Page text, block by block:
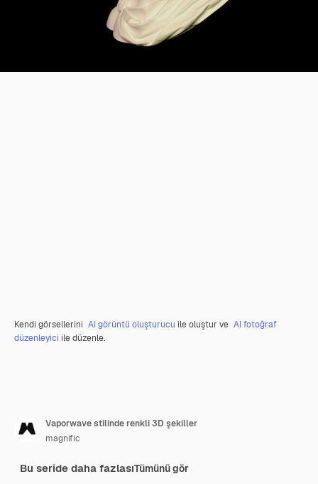
Kendi görsellerini AI görüntü oluşturucu ile oluştur ve AI fotoğraf
düzenleyici ile düzenle.
Vaporwave stilinde renkli 3D şekiller
magnific
Bu seride daha fazlasıTümünü gör